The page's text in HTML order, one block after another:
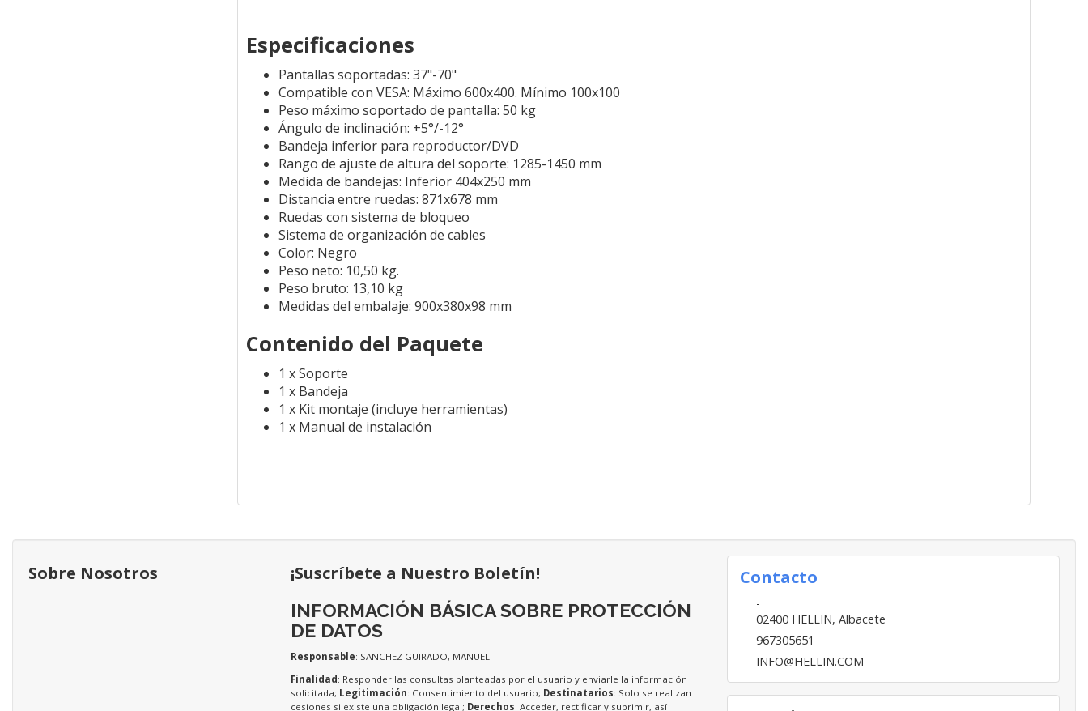
Especificaciones
Pantallas soportadas: 37"-70"
Compatible con VESA: Máximo 600x400. Mínimo 100x100
Peso máximo soportado de pantalla: 50 kg
Ángulo de inclinación: +5°/-12°
Bandeja inferior para reproductor/DVD
Rango de ajuste de altura del soporte: 1285-1450 mm
Medida de bandejas: Inferior 404x250 mm
Distancia entre ruedas: 871x678 mm
Ruedas con sistema de bloqueo
Sistema de organización de cables
Color: Negro
Peso neto: 10,50 kg.
Peso bruto: 13,10 kg
Medidas del embalaje: 900x380x98 mm
Contenido del Paquete
1 x Soporte
1 x Bandeja
1 x Kit montaje (incluye herramientas)
1 x Manual de instalación
Sobre Nosotros
¡Suscríbete a Nuestro Boletín!
INFORMACIÓN BÁSICA SOBRE PROTECCIÓN
DE DATOS
Responsable: SANCHEZ GUIRADO, MANUEL
Finalidad : Responder las consultas planteadas por el usuario y enviarle la información
solicitada; Legitimación: Consentimiento del usuario; Destinatarios: Solo se realizan
cesiones si existe una obligación legal; Derechos: Acceder, rectificar y suprimir, así
Contacto
-
02400 HELLIN, Albacete
967305651
INFO@HELLIN.COM